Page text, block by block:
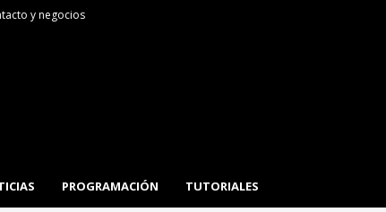
y negocios
PROGRAMACIÓN TUTORIALES